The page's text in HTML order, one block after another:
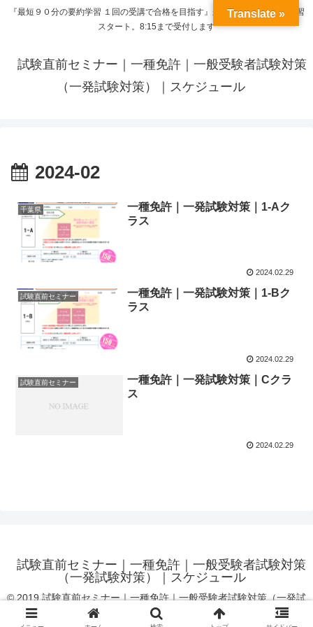
『最短９０分の要約学習 １回の受講で合格を目指す』来呼応した時間から学習
スタート。8:15まで受付します
試験直前セミナー｜一種免許｜一般受験者試験対策
（一発試験対策）｜スケジュール
2024-02
千葉県
一種免許｜一発試験対策｜1-Aク
ラス
2024.02.29
試験直前セミナー
一種免許｜一発試験対策｜1-Bク
ラス
2024.02.29
試験直前セミナー
一種免許｜一発試験対策｜Cクラ
ス
2024.02.29
試験直前セミナー｜一種免許｜一般受験者試験対策
（一発試験対策）｜スケジュール
© 2019 試験直前セミナー｜一種免許｜一般受験者試験対策（一発試
験対策）｜スケジュール.
Translate »